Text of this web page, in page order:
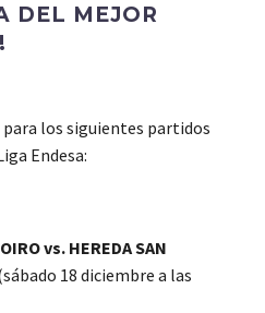
DEL MEJOR
los siguientes partidos
Endesa:
vs. HEREDA SAN
18 diciembre a las